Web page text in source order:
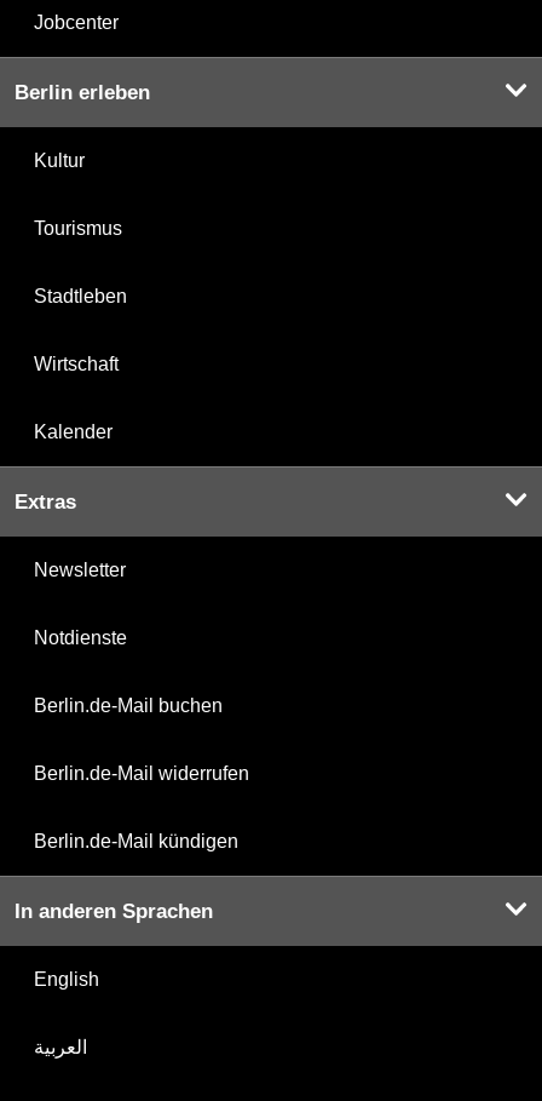
Jobcenter
Berlin erleben
Kultur
Tourismus
Stadtleben
Wirtschaft
Kalender
Extras
Newsletter
Notdienste
Berlin.de-Mail buchen
Berlin.de-Mail widerrufen
Berlin.de-Mail kündigen
In anderen Sprachen
English
العربية